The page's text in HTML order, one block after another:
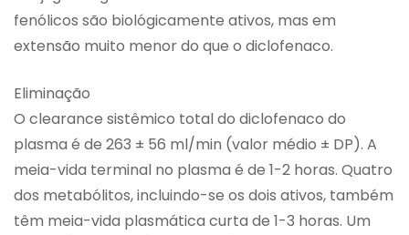
fenólicos são biológicamente ativos, mas em
extensão muito menor do que o diclofenaco.
Eliminação
O clearance sistêmico total do diclofenaco do
plasma é de 263 ± 56 ml/min (valor médio ± DP). A
meia-vida terminal no plasma é de 1-2 horas. Quatro
dos metabólitos, incluindo-se os dois ativos, também
têm meia-vida plasmática curta de 1-3 horas. Um